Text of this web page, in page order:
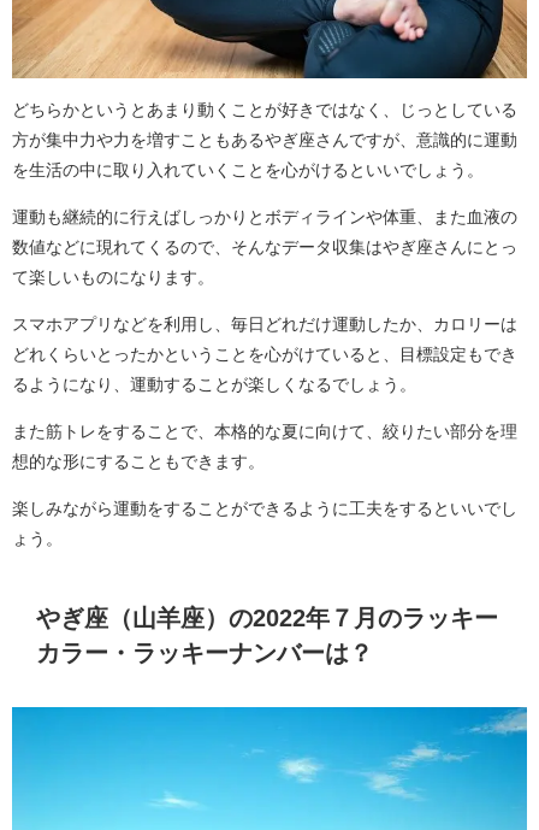
どちらかというとあまり動くことが好きではなく、じっとしている
方が集中力や力を増すこともあるやぎ座さんですが、意識的に運動
を生活の中に取り入れていくことを心がけるといいでしょう。
運動も継続的に行えばしっかりとボディラインや体重、また血液の
数値などに現れてくるので、そんなデータ収集はやぎ座さんにとっ
て楽しいものになります。
スマホアプリなどを利用し、毎日どれだけ運動したか、カロリーは
どれくらいとったかということを心がけていると、目標設定もでき
るようになり、運動することが楽しくなるでしょう。
また筋トレをすることで、本格的な夏に向けて、絞りたい部分を理
想的な形にすることもできます。
楽しみながら運動をすることができるように工夫をするといいでし
ょう。
やぎ座（山羊座）の2022年７月のラッキー
カラー・ラッキーナンバーは？